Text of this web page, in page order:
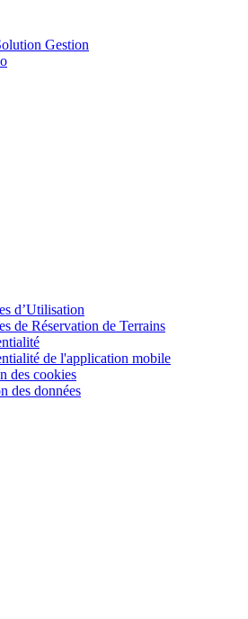
Gestion
d’Utilisation
de Réservation de Terrains
de l'application mobile
des cookies
des données